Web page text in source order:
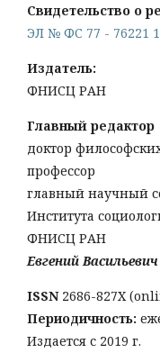
Свидетельство о
ЭЛ № ФС 77 - 76221
Издатель:
ФНИСЦ РАН
Главный редактор
доктор
профессор
главный научный
Института
ФНИСЦ РАН
Евгений
ISSN 2686-827X
Периодичность:
Издается с 2019 г.